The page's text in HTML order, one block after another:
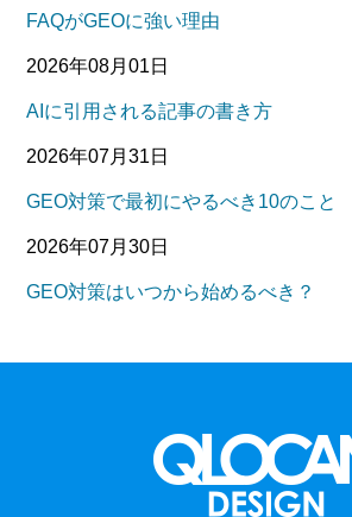
FAQがGEOに強い理由
2026年08月01日
AIに引用される記事の書き方
2026年07月31日
GEO対策で最初にやるべき10のこと
2026年07月30日
GEO対策はいつから始めるべき？